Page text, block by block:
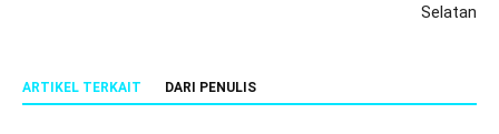
Selatan
ARTIKEL TERKAIT DARI PENULIS